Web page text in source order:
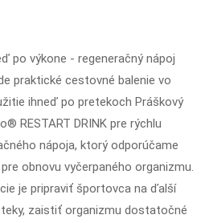
po výkone - regeneračný nápoj
praktické cestovné balenie vo
ihneď po pretekoch Práškový
RESTART DRINK pre rýchlu
nápoja, ktorý odporúčame
obnovu vyčerpaného organizmu.
je pripraviť športovca na ďalší
zaistiť organizmu dostatočné